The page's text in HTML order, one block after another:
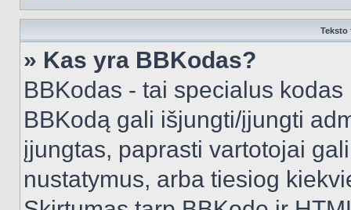
Teksto
» Kas yra BBKodas?
BBKodas - tai specialus
BBKodą gali išjungti/įjungti
įjungtas, paprasti vartotojai
nustatymus, arba tiesiog